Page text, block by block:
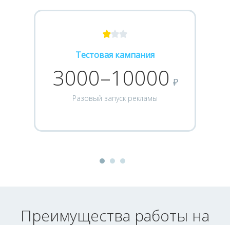
Тестовая кампания
3000–10000 ₽
Разовый запуск рекламы
Преимущества работы на